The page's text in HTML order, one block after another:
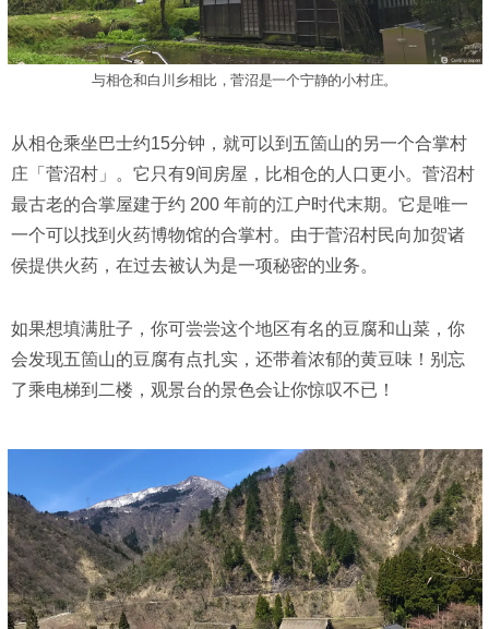
与相仓和白川乡相比，菅沼是一个宁静的小村庄。
从相仓乘坐巴士约15分钟，就可以到五箇山的另一个合掌村
庄「菅沼村」。它只有9间房屋，比相仓的人口更小。菅沼村
最古老的合掌屋建于约 200 年前的江户时代末期。它是唯一
一个可以找到火药博物馆的合掌村。由于菅沼村民向加贺诸
侯提供火药，在过去被认为是一项秘密的业务。
如果想填满肚子，你可尝尝这个地区有名的豆腐和山菜，你
会发现五箇山的豆腐有点扎实，还带着浓郁的黄豆味！别忘
了乘电梯到二楼，观景台的景色会让你惊叹不已！